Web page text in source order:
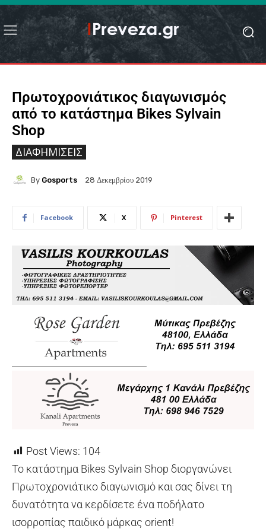
Πρωτοχρονιάτικος διαγωνισμός
από τo κατάστημα Bikes Sylvain
Shop
ΔΙΑΦΗΜΊΣΕΙΣ
By Gosports 28 Δεκεμβρίου 2019
Facebook X Pinterest
Post Views: 104
Το κατάστημα Bikes Sylvain Shop διοργανώνει
Πρωτοχρονιάτικο διαγωνισμό και σας δίνει τη
δυνατότητα να κερδίσετε ένα ποδήλατο
ισορροπίας παιδικό μάρκας orient!